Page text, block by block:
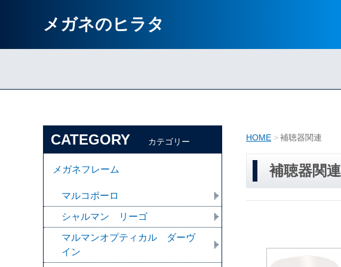
メガネのヒラタ
HOME 補聴器関連
補聴器関連
CATEGORY カテゴリー
メガネフレーム
マルコポーロ
シャルマン リーゴ
マルマンオプティカル ダーヴ
イン